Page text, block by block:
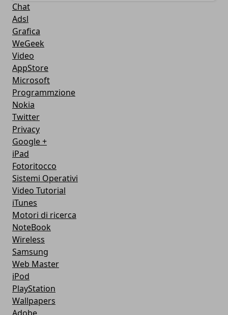
Chat
Adsl
Grafica
WeGeek
Video
AppStore
Microsoft
Programmzione
Nokia
Twitter
Privacy
Google +
iPad
Fotoritocco
Sistemi Operativi
Video Tutorial
iTunes
Motori di ricerca
NoteBook
Wireless
Samsung
Web Master
iPod
PlayStation
Wallpapers